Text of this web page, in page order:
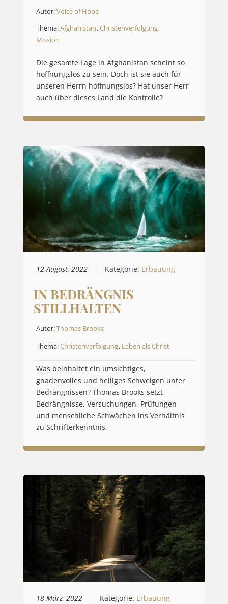
Autor:Voice of Hope
Thema:Afghanistan,Christenverfolgung,
Mission
Die gesamte Lage in Afghanistan scheint so
hoffnungslos zu sein. Doch ist sie auch für
unseren Herrn hoffnungslos? Hat unser Herr
auch über dieses Land die Kontrolle?
12 August, 2022 Kategorie: Erbauung
IN BEDRÄNGNIS
STILLHALTEN
Autor:Thomas Brooks
Thema:Christenverfolgung, Leben als Christ
Was beinhaltet ein umsichtiges,
gnadenvolles und heiliges Schweigen unter
Bedrängnissen? Thomas Brooks setzt
Bedrängnisse, Versuchungen, Prüfungen
und menschliche Schwächen ins Verhältnis
zu Schrifterkenntnis.
18 März, 2022 Kategorie: Erbauung